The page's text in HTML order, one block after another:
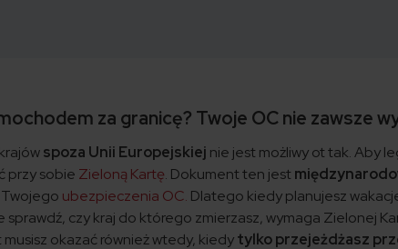
za granicę? Twoje OC nie zawsze
spoza Unii Europejskiej nie jest możliwy ot tak. Aby
przy sobie Zieloną Kartę. Dokument ten jest
ubezpieczenia OC. Dlatego kiedy planujesz
sprawdź, czy kraj do którego zmierzasz, wymaga Zielonej
okazać również wtedy, kiedytylko przejeżdżasz